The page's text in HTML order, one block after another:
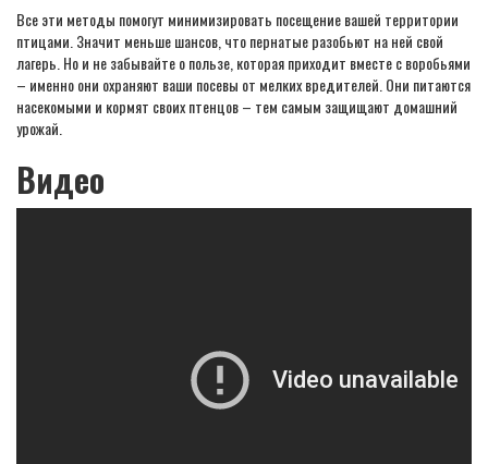
Все эти методы помогут минимизировать посещение вашей территории
птицами. Значит меньше шансов, что пернатые разобьют на ней свой
лагерь. Но и не забывайте о пользе, которая приходит вместе с воробьями
– именно они охраняют ваши посевы от мелких вредителей. Они питаются
насекомыми и кормят своих птенцов – тем самым защищают домашний
урожай.
Видео